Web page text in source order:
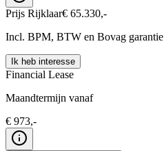
Prijs Rijklaar€ 65.330,-
Incl. BPM, BTW en Bovag garantie
Ik heb interesse
Financial Lease
Maandtermijn vanaf
€ 973,-